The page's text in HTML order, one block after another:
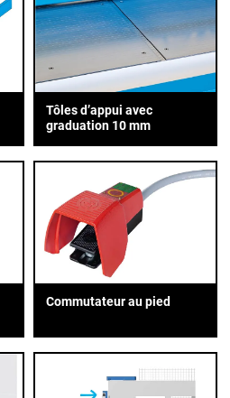
Tôles d’appui avec
graduation 10 mm
Commutateur au pied